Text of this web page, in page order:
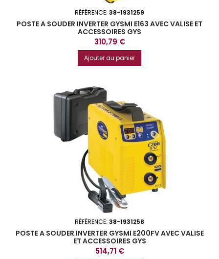
RÉFÉRENCE: 38-1931259
POSTE A SOUDER INVERTER GYSMI E163 AVEC VALISE ET
ACCESSOIRES GYS
Prix
310,79 €
Ajouter au panier
RÉFÉRENCE: 38-1931258
POSTE A SOUDER INVERTER GYSMI E200FV AVEC VALISE
ET ACCESSOIRES GYS
Prix
514,71 €